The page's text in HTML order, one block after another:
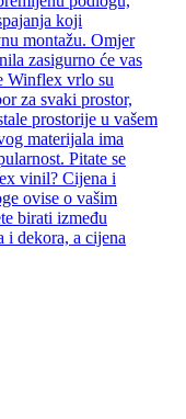
koji
montažu. Omjer
zasigurno će vas
Winflex vrlo su
za svaki prostor,
prostorije u vašem
materijala ima
Pitate se
vinil? Cijena i
ovise o vašim
birati između
i dekora, a cijena